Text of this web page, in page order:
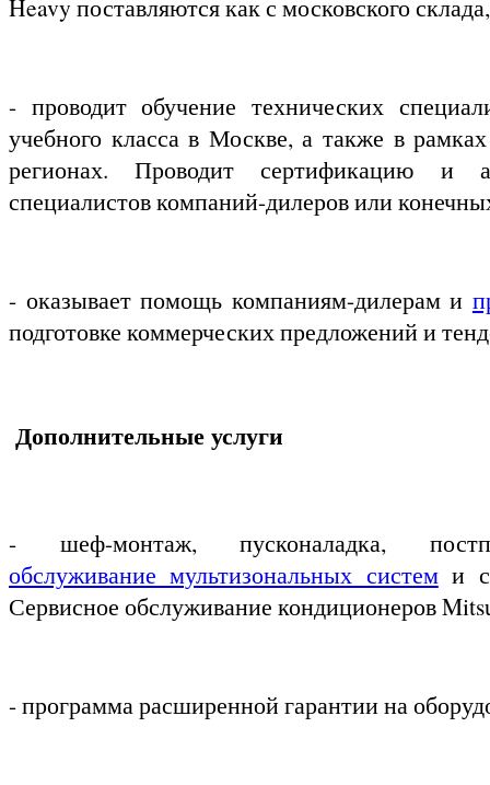
Heavy поставляются как с московского
- проводит обучение технических
учебного класса в Москве, а также в
регионах. Проводит сертификацию и
специалистов компаний-дилеров или
- оказывает помощь компаниям-дилерам и
подготовке коммерческих предложений и
Дополнительные услуги
- шеф-монтаж, пусконаладка,
обслуживание мультизональных системи
Сервисное обслуживание кондиционеров
- программа расширенной гарантии на